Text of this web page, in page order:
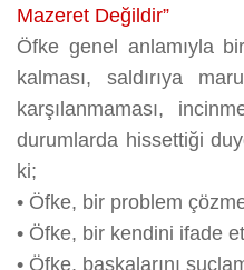
Mazeret Değildir”
Öfke genel anlamıyla
kalması, saldırıya
karşılanmaması,
durumlarda hissettiği
ki;
• Öfke, bir problem
• Öfke, bir kendini ifade
• Öfke, başkalarını